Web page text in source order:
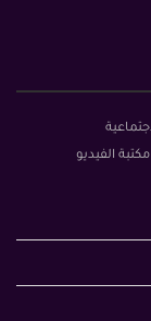
مكتبة الفيديو